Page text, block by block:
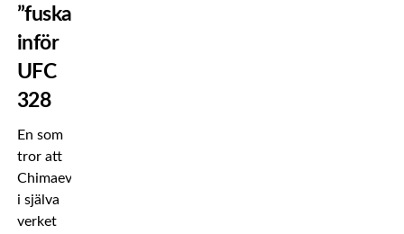
”fuskare”
inför
UFC
328
En som
tror att
Chimaev
i själva
verket